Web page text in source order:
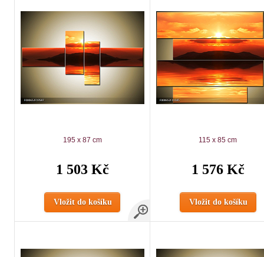
195 x 87 cm
1 503 Kč
Vložit do košíku
115 x 85 cm
1 576 Kč
Vložit do košíku